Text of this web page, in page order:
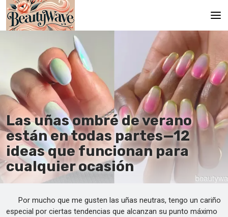
En
Es
Ru
It
De
Las uñas ombré de verano
están en todas partes—12
ideas que funcionan para
cualquier ocasión
Por mucho que me gusten las uñas neutras, tengo un cariño
especial por ciertas tendencias que alcanzan su punto máximo